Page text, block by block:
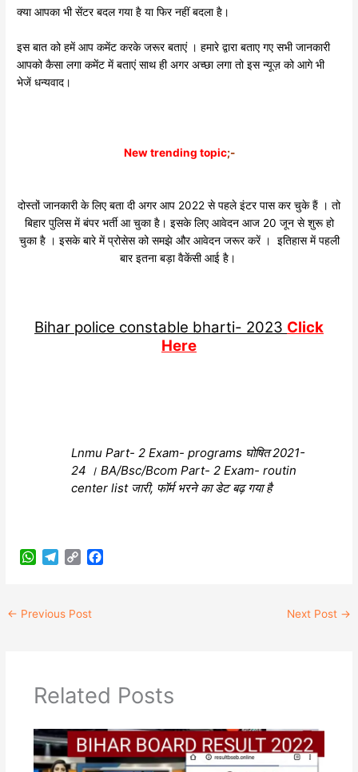
क्या आपका भी सेंटर बदल गया है या फिर नहीं बदला है।
इस बात को हमें आप कमेंट करके जरूर बताएं । हमारे द्वारा बताए गए सभी जानकारी
आपको कैसा लगा कमेंट में बताएं साथ ही अगर अच्छा लगा तो इस न्यूज़ को आगे भी
भेजें धन्यवाद।
New trending topic;-
दोस्तों जानकारी के लिए बता दी अगर आप 2022 से पहले इंटर पास कर चुके हैं । तो
बिहार पुलिस में बंपर भर्ती आ चुका है। इसके लिए आवेदन आज 20 जून से शुरू हो
चुका है । इसके बारे में प्रोसेस को समझे और आवेदन जरूर करें । इतिहास में पहली
बार इतना बड़ा वैकेंसी आई है।
Bihar police constable bharti- 2023 Click
Here
Lnmu Part- 2 Exam- programs घोषित 2021-
24 । BA/Bsc/Bcom Part- 2 Exam- routin
center list जारी, फॉर्म भरने का डेट बढ़ गया है
W
s
g
C
L
← Previous Post Next Post →
Related Posts